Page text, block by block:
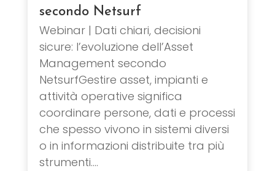
secondo Netsurf
Webinar | Dati chiari, decisioni
sicure: l’evoluzione dell’Asset
Management secondo
NetsurfGestire asset, impianti e
attività operative significa
coordinare persone, dati e processi
che spesso vivono in sistemi diversi
o in informazioni distribuite tra più
strumenti....